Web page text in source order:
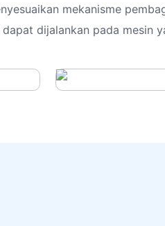
mekanisme
dijalankan pada mesin